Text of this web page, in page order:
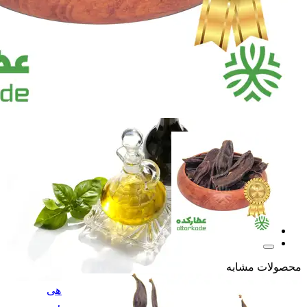
آب زرشک طبیعی
آب زرشک طبیعی
سرکه و سرکه انگبین
سرکه و سرکه انگبین
نوشیدنی تخمیری ویتامینه نوشیدنی تخمیری
همه دسته بندی های گلاب و عرقیات گیاهی
گلاب و عرقیات گیاهی گلاب و عرقیات گیاهی
روغن های درمانی روغن های درمانی
محصولات مشابه